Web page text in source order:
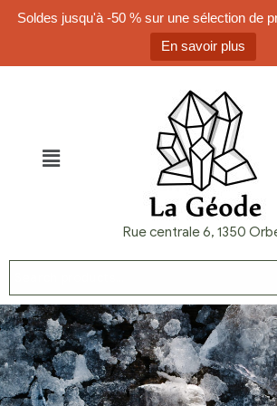
Soldes jusqu'à -50 % sur une sélection de
En savoir plus
Rue centrale 6, 1350